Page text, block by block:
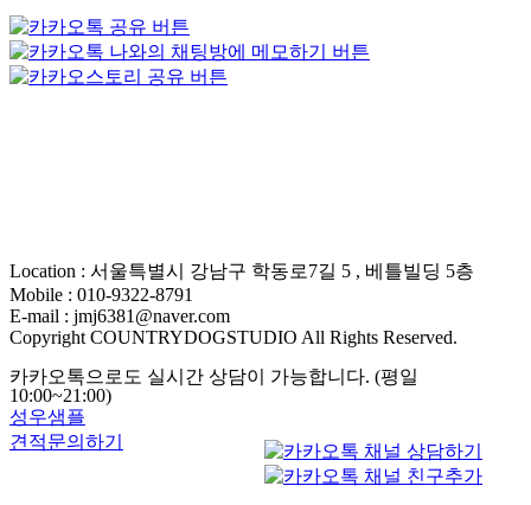
Location : 서울특별시 강남구 학동로7길 5 , 베틀빌딩 5층
Mobile : 010-9322-8791
E-mail : jmj6381@naver.com
Copyright COUNTRYDOGSTUDIO All Rights Reserved.
카카오톡으로도 실시간 상담이 가능합니다. (평일
10:00~21:00)
성우샘플
견적문의하기